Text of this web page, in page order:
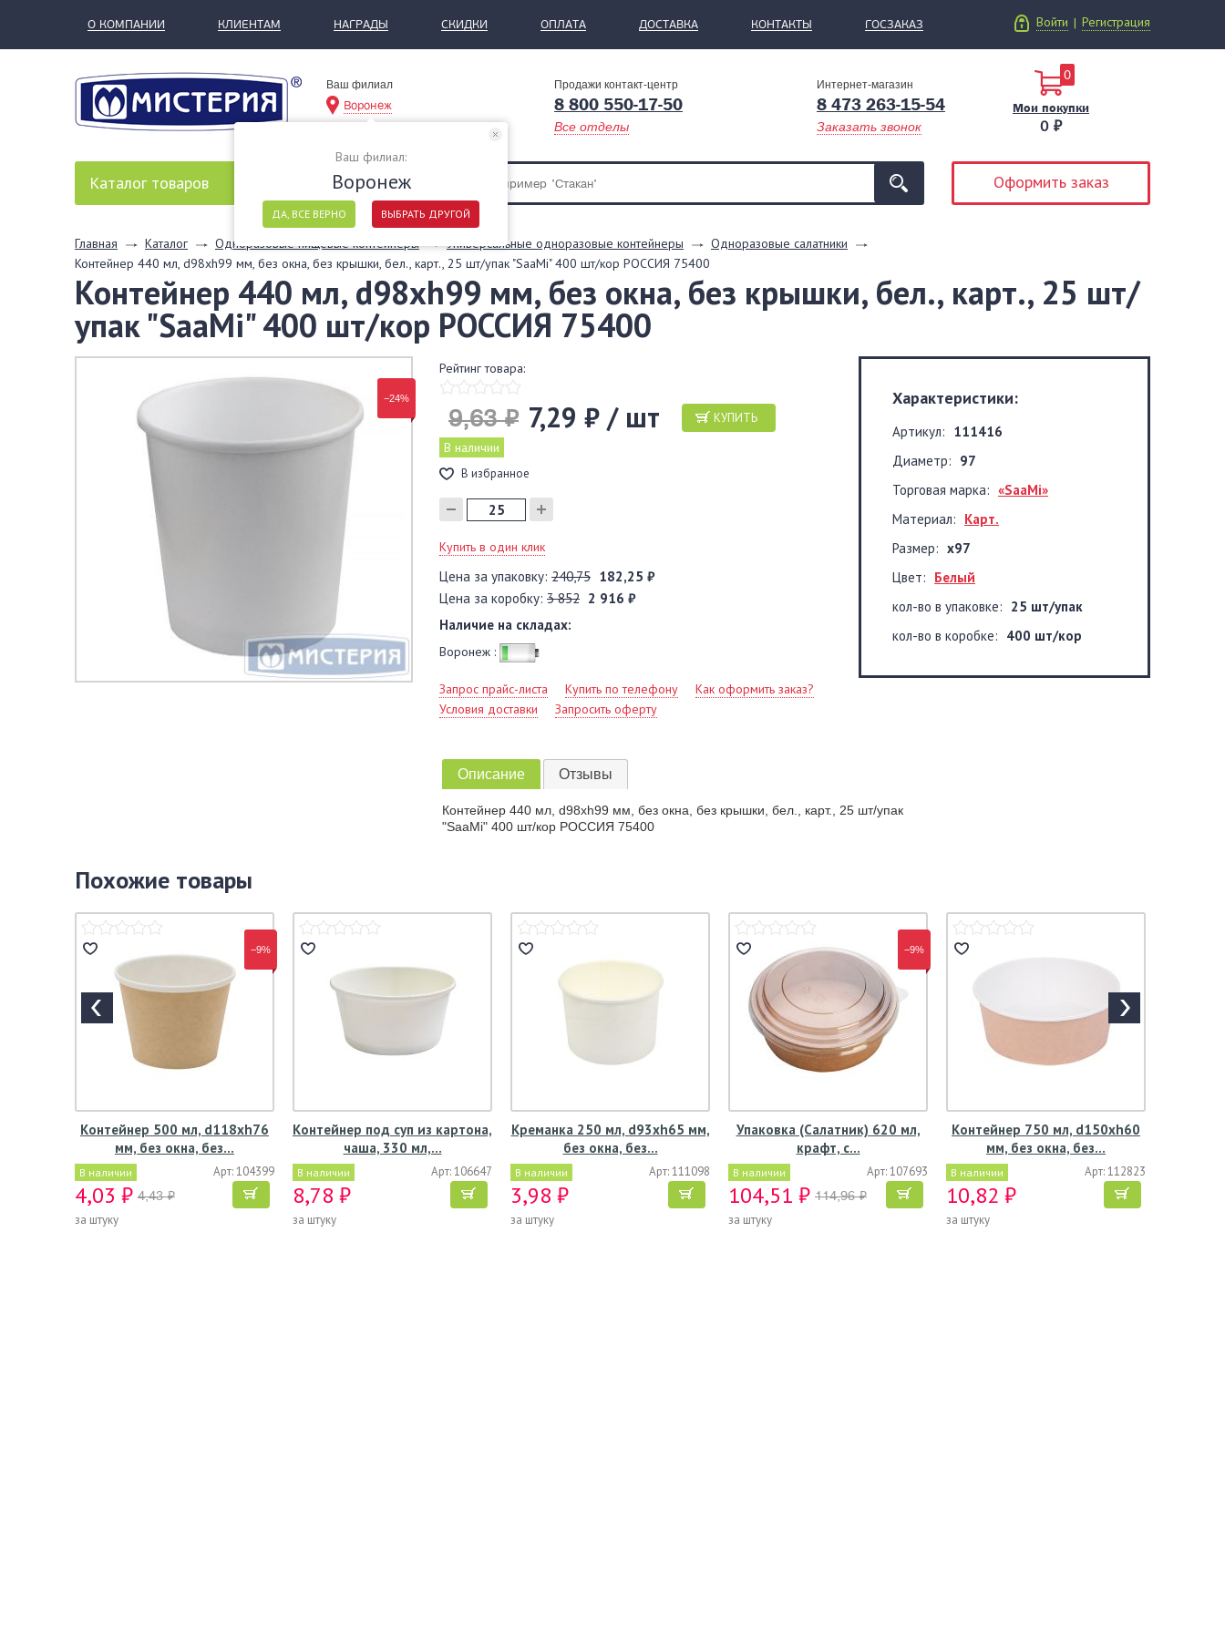
О КОМПАНИИ КЛИЕНТАМ НАГРАДЫ СКИДКИ ОПЛАТА ДОСТАВКА КОНТАКТЫ ГОСЗАКАЗ Войти | Регистрация
Ваш филиал
Воронеж
Продажи контакт-центр
8 800 550-17-50
Все отделы
Ваш филиал:
Воронеж
ДА, ВСЕ ВЕРНО ВЫБРАТЬ ДРУГОЙ
Интернет-магазин
8 473 263-15-54
Заказать звонок
0
Мои покупки
0 ₽
Каталог товаров Оформить заказ
Главная Каталог Одноразовые пищевые контейнеры Универсальные одноразовые контейнеры
Одноразовые салатники
Контейнер 440 мл, d98хh99 мм, без окна, без крышки, бел., карт., 25 шт/упак "SaaMi" 400 шт/кор РОССИЯ 75400
Контейнер 440 мл, d98хh99 мм, без окна, без крышки, бел., карт., 25 шт/
упак "SaaMi" 400 шт/кор РОССИЯ 75400
−24% Характеристики:
Артикул: 111416
Диаметр: 97
Торговая марка: «SaaMi»
Материал: Карт.
Размер: х97
Цвет: Белый
кол-во в упаковке: 25 шт/упак
кол-во в коробке: 400 шт/кор
Рейтинг товара:
7,29 ₽ / шт
9,63 ₽ КУПИТЬ
В наличии
В избранное
Купить в один клик
Цена за упаковку: 240,75 182,25 ₽
Цена за коробку: 3 852 2 916 ₽
Наличие на складах:
Воронеж :
Запрос прайс-листа Купить по телефону
Как оформить заказ?
Условия доставки
Запросить оферту
Описание Отзывы
Контейнер 440 мл, d98хh99 мм, без окна, без крышки, бел., карт., 25 шт/упак
"SaaMi" 400 шт/кор РОССИЯ 75400
Похожие товары
−9%
Контейнер 500 мл, d118хh76
мм, без окна, без…
В наличии Арт: 104399
4,03 ₽ 4,43 ₽
за штуку
Контейнер под суп из картона,
чаша, 330 мл,…
В наличии Арт: 106647
8,78 ₽
за штуку
Креманка 250 мл, d93хh65 мм,
без окна, без…
В наличии Арт: 111098
3,98 ₽
за штуку
−9%
Упаковка (Салатник) 620 мл,
крафт, с…
В наличии Арт: 107693
104,51 ₽ 114,96 ₽
за штуку
Контейнер 750 мл, d150хh60
мм, без окна, без…
В наличии Арт: 112823
10,82 ₽
за штуку